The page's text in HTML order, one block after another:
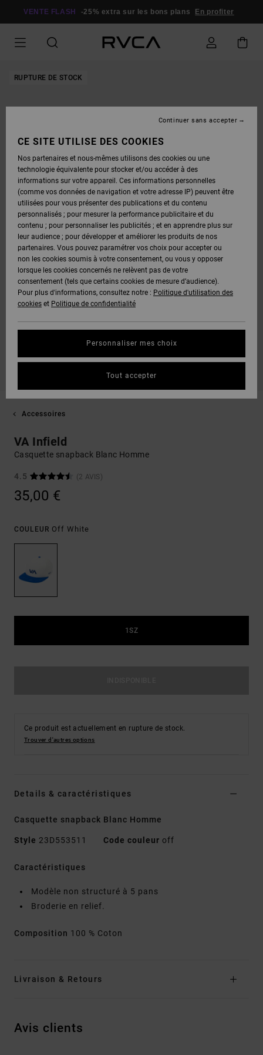
VENTE FLASH -25% extra sur les bons plans En profiter
RUPTURE DE STOCK
Accessoires
VA Infield
Casquette snapback Blanc Homme
4.5 (2 AVIS)
35,00 €
COULEUR Off White
1SZ
Ce produit est actuellement en rupture de stock.
Trouver d'autres options
Details & caractéristiques
Casquette snapback Blanc Homme
Style 23D553511 Code couleur off
Caractéristiques
Modèle non structuré à 5 pans
Broderie en relief.
Composition 100 % Coton
Livraison & Retours
Avis clients
CE SITE UTILISE DES COOKIES
Nos partenaires et nous-mêmes utilisons des cookies ou une
technologie équivalente pour stocker et/ou accéder à des
informations sur votre appareil. Ces informations personnelles
(comme vos données de navigation et votre adresse IP) peuvent être
utilisées pour vous présenter des publications et du contenu
personnalisés ; pour mesurer la performance publicitaire et du
contenu ; pour personnaliser les publicités ; et en apprendre plus sur
leur audience ; pour développer et améliorer les produits de nos
partenaires. Vous pouvez paramétrer vos choix pour accepter ou
non les cookies soumis à votre consentement, ou vous y opposer
lorsque les cookies concernés ne relèvent pas de votre
consentement (tels que certains cookies de mesure d’audience).
Pour plus d'informations, consultez notre : Politique d'utilisation des
cookies et Politique de confidentialité
Personnaliser mes choix
Continuer sans accepter
Tout accepter